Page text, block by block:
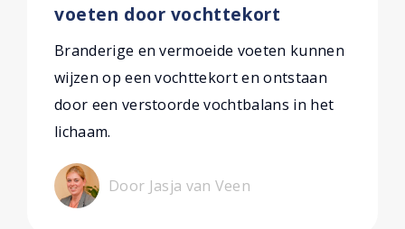
voeten door vochttekort
Branderige en vermoeide voeten kunnen
wijzen op een vochttekort en ontstaan
door een verstoorde vochtbalans in het
lichaam.
Door Jasja van Veen